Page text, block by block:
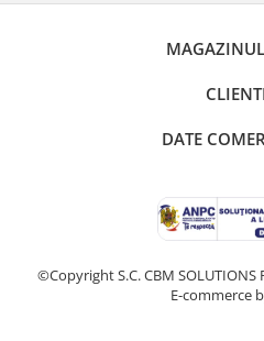
Polizoare unghiulare
Jachete
DATE
©Copyright S.C. CBM SOLUTIONS
E-commerce